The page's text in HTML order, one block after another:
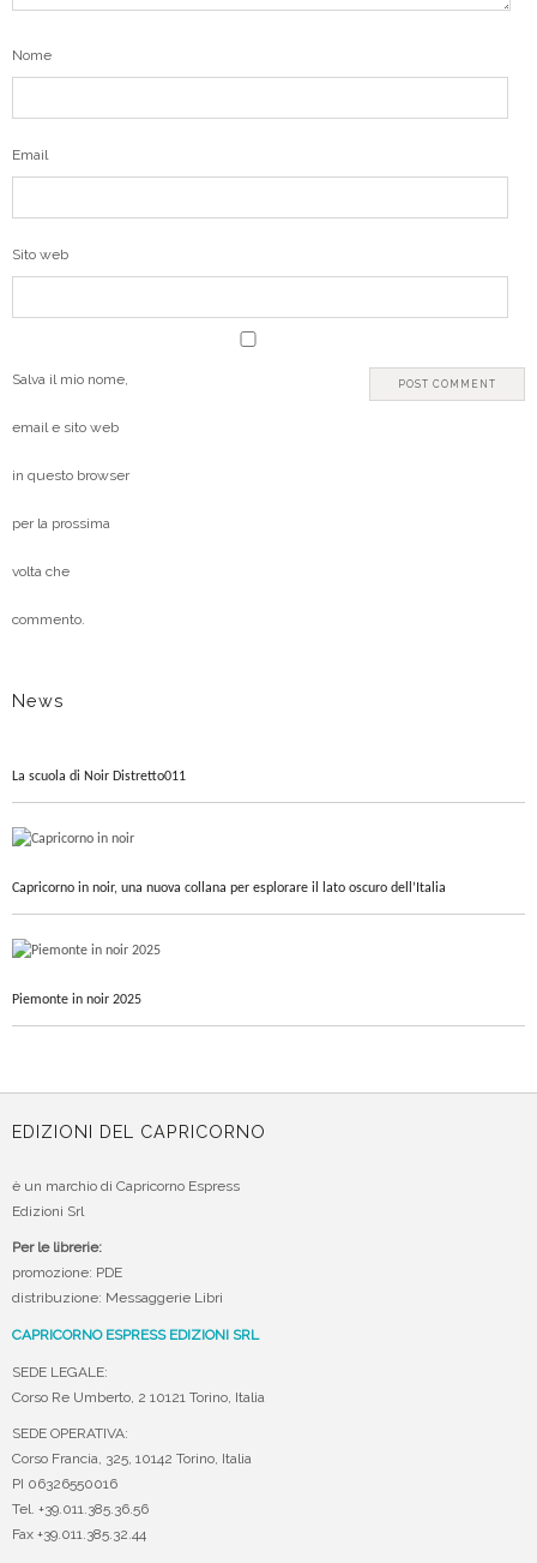
Nome
Email
Sito web
Salva il mio nome,
email e sito web
in questo browser
per la prossima
volta che
commento.
News
La scuola di Noir Distretto011
Capricorno in noir, una nuova collana per esplorare il lato oscuro dell’Italia
Piemonte in noir 2025
EDIZIONI DEL CAPRICORNO
è un marchio di Capricorno Espress
Edizioni Srl
Per le librerie:
promozione: PDE
distribuzione: Messaggerie Libri
CAPRICORNO ESPRESS EDIZIONI SRL
SEDE LEGALE:
Corso Re Umberto, 2 10121 Torino, Italia
SEDE OPERATIVA:
Corso Francia, 325, 10142 Torino, Italia
PI 06326550016
Tel. +39.011.385.36.56
Fax +39.011.385.32.44